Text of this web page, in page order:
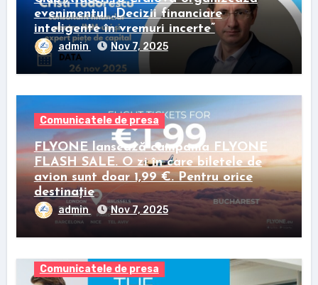
evenimentul „Decizii financiare
inteligente în vremuri incerte”
admin Nov 7, 2025
Comunicatele de presa
FLYONE lansează campania FLYONE
FLASH SALE. O zi în care biletele de
avion sunt doar 1,99 €. Pentru orice
destinație
admin Nov 7, 2025
Comunicatele de presa